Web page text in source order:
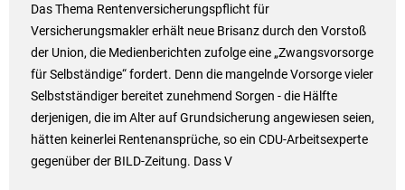
Das Thema Rentenversicherungspflicht für
Versicherungsmakler erhält neue Brisanz durch den Vorstoß
der Union, die Medienberichten zufolge eine „Zwangsvorsorge
für Selbständige“ fordert. Denn die mangelnde Vorsorge vieler
Selbstständiger bereitet zunehmend Sorgen - die Hälfte
derjenigen, die im Alter auf Grundsicherung angewiesen seien,
hätten keinerlei Rentenansprüche, so ein CDU-Arbeitsexperte
gegenüber der BILD-Zeitung. Dass V